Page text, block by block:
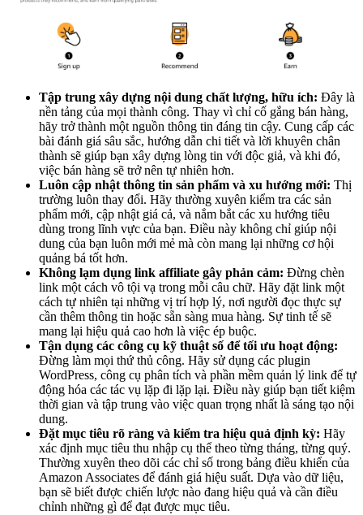
Tập trung xây dựng nội dung chất lượng, hữu ích: Đây là
nền tảng của mọi thành công. Thay vì chỉ cố gắng bán hàng,
hãy trở thành một nguồn thông tin đáng tin cậy. Cung cấp các
bài đánh giá sâu sắc, hướng dẫn chi tiết và lời khuyên chân
thành sẽ giúp bạn xây dựng lòng tin với độc giả, và khi đó,
việc bán hàng sẽ trở nên tự nhiên hơn.
Luôn cập nhật thông tin sản phẩm và xu hướng mới: Thị
trường luôn thay đổi. Hãy thường xuyên kiểm tra các sản
phẩm mới, cập nhật giá cả, và nắm bắt các xu hướng tiêu
dùng trong lĩnh vực của bạn. Điều này không chỉ giúp nội
dung của bạn luôn mới mẻ mà còn mang lại những cơ hội
quảng bá tốt hơn.
Không lạm dụng link affiliate gây phản cảm: Đừng chèn
link một cách vô tội vạ trong mỗi câu chữ. Hãy đặt link một
cách tự nhiên tại những vị trí hợp lý, nơi người đọc thực sự
cần thêm thông tin hoặc sẵn sàng mua hàng. Sự tinh tế sẽ
mang lại hiệu quả cao hơn là việc ép buộc.
Tận dụng các công cụ kỹ thuật số để tối ưu hoạt động:
Đừng làm mọi thứ thủ công. Hãy sử dụng các plugin
WordPress, công cụ phân tích và phần mềm quản lý link để tự
động hóa các tác vụ lặp đi lặp lại. Điều này giúp bạn tiết kiệm
thời gian và tập trung vào việc quan trọng nhất là sáng tạo nội
dung.
Đặt mục tiêu rõ ràng và kiểm tra hiệu quả định kỳ: Hãy
xác định mục tiêu thu nhập cụ thể theo từng tháng, từng quý.
Thường xuyên theo dõi các chỉ số trong bảng điều khiển của
Amazon Associates để đánh giá hiệu suất. Dựa vào dữ liệu,
bạn sẽ biết được chiến lược nào đang hiệu quả và cần điều
chỉnh những gì để đạt được mục tiêu.